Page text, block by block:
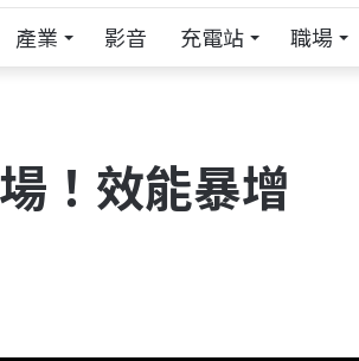
產業 影音 充電站 職場
！效能暴增